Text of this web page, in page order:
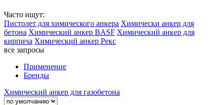
Часто ищут:
Пистолет для химического анкера Химически анкер для
бетона Химический анкер BASF Химический анкер для
кирпича Химический анкер Рекс
все запросы
Применение
Бренды
Химический анкер для газобетона